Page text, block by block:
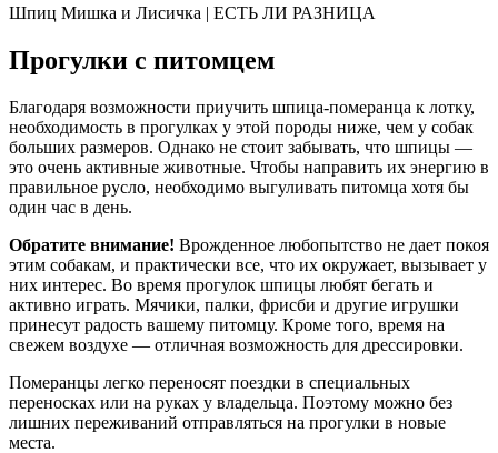
Шпиц Мишка и Лисичка | ЕСТЬ ЛИ РАЗНИЦА
Прогулки с питомцем
Благодаря возможности приучить шпица-померанца к лотку,
необходимость в прогулках у этой породы ниже, чем у собак
больших размеров. Однако не стоит забывать, что шпицы —
это очень активные животные. Чтобы направить их энергию в
правильное русло, необходимо выгуливать питомца хотя бы
один час в день.
Обратите внимание! Врожденное любопытство не дает покоя
этим собакам, и практически все, что их окружает, вызывает у
них интерес. Во время прогулок шпицы любят бегать и
активно играть. Мячики, палки, фрисби и другие игрушки
принесут радость вашему питомцу. Кроме того, время на
свежем воздухе — отличная возможность для дрессировки.
Померанцы легко переносят поездки в специальных
переносках или на руках у владельца. Поэтому можно без
лишних переживаний отправляться на прогулки в новые
места.